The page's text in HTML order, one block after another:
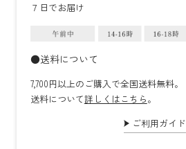
７日でお届け
●送料について
7,700円以上のご購入で全国送料無料。
送料について詳しくはこちら。
ご利用ガイド